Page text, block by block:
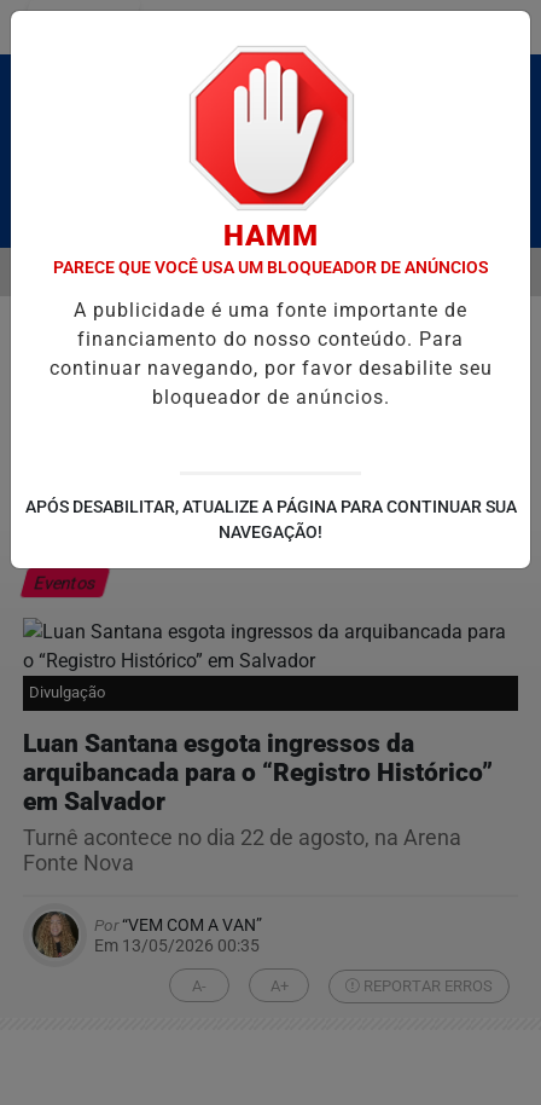
Pesquisar Notícia
HOMENAGEIA UZIEL BUENO NO TERRAÇO MINEIRO
EM ALTA
MENU
Eventos
Divulgação
Luan Santana esgota ingressos da
arquibancada para o “Registro Histórico”
em Salvador
Turnê acontece no dia 22 de agosto, na Arena
Fonte Nova
Por“VEM COM A VAN”
Em 13/05/2026 00:35
A- A+ REPORTAR ERROS
HAMM
PARECE QUE VOCÊ USA UM BLOQUEADOR DE ANÚNCIOS
A publicidade é uma fonte importante de
financiamento do nosso conteúdo. Para
continuar navegando, por favor desabilite seu
bloqueador de anúncios.
APÓS DESABILITAR, ATUALIZE A PÁGINA PARA CONTINUAR SUA
NAVEGAÇÃO!